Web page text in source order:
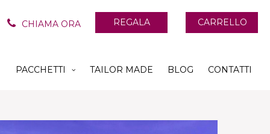
CARRELLO
CHIAMA ORA REGALA
PACCHETTI TAILOR MADE BLOG CONTATTI